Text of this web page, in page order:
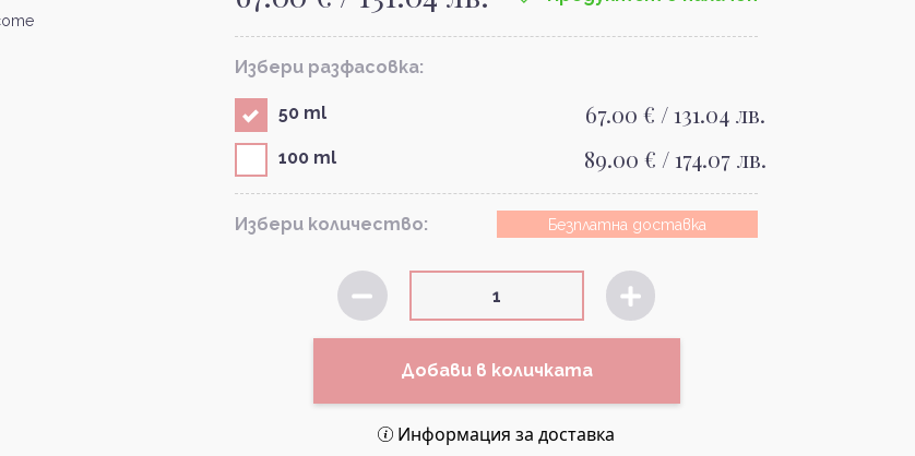
Избери разфасовка:
50 ml 67.00 € / 131.04 лв.
100 ml 89.00 € / 174.07 лв.
Избери количество: Безплатна доставка
Добави в количката
Информация за доставка